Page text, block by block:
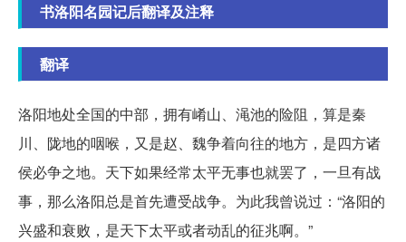
书洛阳名园记后翻译及注释
翻译
洛阳地处全国的中部，拥有崤山、渑池的险阻，算是秦
川、陇地的咽喉，又是赵、魏争着向往的地方，是四方诸
侯必争之地。天下如果经常太平无事也就罢了，一旦有战
事，那么洛阳总是首先遭受战争。为此我曾说过：“洛阳的
兴盛和衰败，是天下太平或者动乱的征兆啊。”